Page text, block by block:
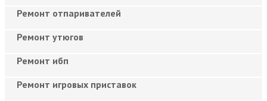
Ремонт отпаривателей
Ремонт утюгов
Ремонт ибп
Ремонт игровых приставок